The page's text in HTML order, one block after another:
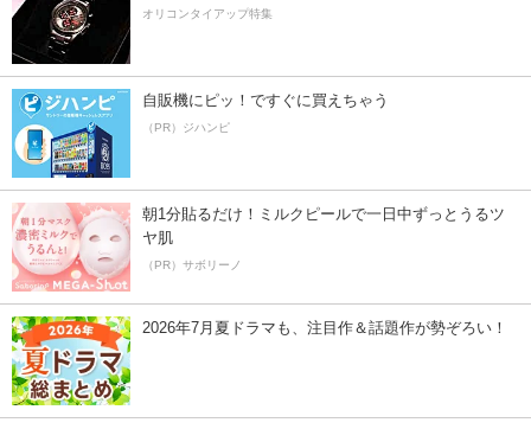
オリコンタイアップ特集
自販機にピッ！ですぐに買えちゃう
（PR）ジハンピ
朝1分貼るだけ！ミルクピールで一日中ずっとうるツ
ヤ肌
（PR）サボリーノ
2026年7月夏ドラマも、注目作＆話題作が勢ぞろい！